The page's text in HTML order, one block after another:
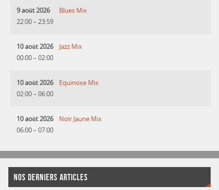
9 août 2026
22:00– 23:59
Blues Mix
10 août 2026
00:00– 02:00
Jazz Mix
10 août 2026
02:00– 06:00
Equinoxe Mix
10 août 2026
06:00– 07:00
Noir Jaune Mix
NOS DERNIERS ARTICLES